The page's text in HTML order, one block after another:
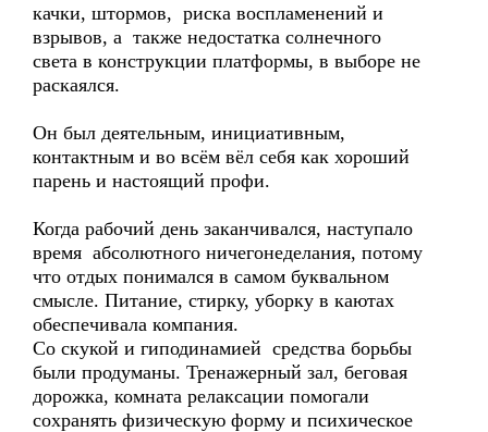
качки, штормов, риска воспламенений и
взрывов, а также недостатка солнечного
света в конструкции платформы, в выборе не
раскаялся.
Он был деятельным, инициативным,
контактным и во всём вёл себя как хороший
парень и настоящий профи.
Когда рабочий день заканчивался, наступало
время абсолютного ничегонеделания, потому
что отдых понимался в самом буквальном
смысле. Питание, стирку, уборку в каютах
обеспечивала компания.
Со скукой и гиподинамией средства борьбы
были продуманы. Тренажерный зал, беговая
дорожка, комната релаксации помогали
сохранять физическую форму и психическое